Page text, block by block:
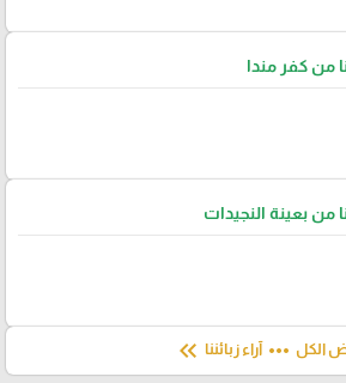
من كفر مندا
من بعينة النجيدات
الكل more_horiz آراء زبائننا keyboard_double_arrow_left